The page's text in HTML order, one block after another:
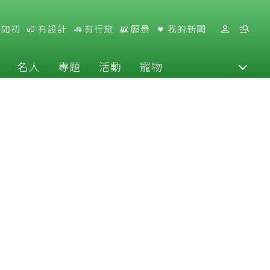
初 有設計 有行旅 願景 我的新聞
名人 專題 活動 寵物